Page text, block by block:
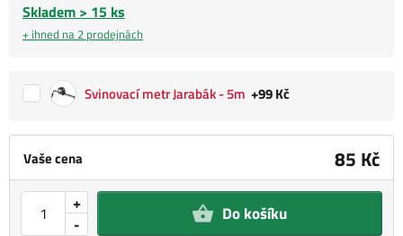
Vaše cena 85 Kč
-
+ Do košíku
Skladem > 15 ks
+ ihned na 2 prodejnách
Svinovací metr Jarabák - 5m +99 Kč